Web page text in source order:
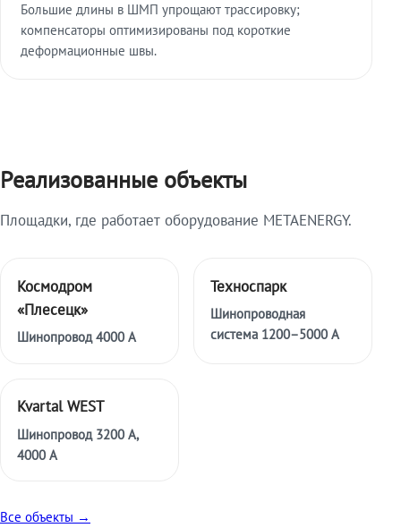
Большие длины в ШМП упрощают трассировку;
компенсаторы оптимизированы под короткие
деформационные швы.
Реализованные объекты
Площадки, где работает оборудование METAENERGY.
Космодром
«Плесецк»
Шинопровод 4000 А
Техноспарк
Шинопроводная
система 1200–5000 А
Kvartal WEST
Шинопровод 3200 А,
4000 А
Все объекты →